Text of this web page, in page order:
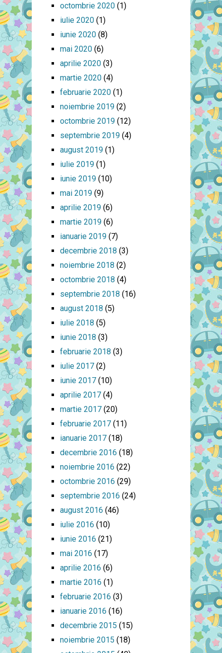
octombrie 2020(1)
iulie 2020(1)
iunie 2020(8)
mai 2020(6)
aprilie 2020(3)
martie 2020(4)
februarie 2020(1)
noiembrie 2019(2)
octombrie 2019(12)
septembrie 2019(4)
august 2019(1)
iulie 2019(1)
iunie 2019(10)
mai 2019(9)
aprilie 2019(6)
martie 2019(6)
ianuarie 2019(7)
decembrie 2018 (3)
noiembrie 2018 (2)
octombrie 2018 (4)
septembrie 2018 (16)
august 2018 (5)
iulie 2018 (5)
iunie 2018 (3)
februarie 2018 (3)
iulie 2017(2)
iunie 2017(10)
aprilie 2017(4)
martie 2017(20)
februarie 2017(11)
ianuarie 2017(18)
decembrie 2016 (18)
noiembrie 2016 (22)
octombrie 2016 (29)
septembrie 2016 (24)
august 2016 (46)
iulie 2016 (10)
iunie 2016 (21)
mai 2016 (17)
aprilie 2016 (6)
martie 2016 (1)
februarie 2016 (3)
ianuarie 2016 (16)
decembrie 2015 (15)
noiembrie 2015 (18)